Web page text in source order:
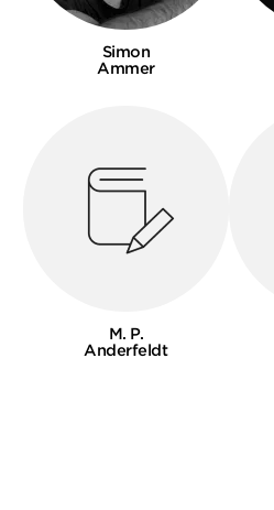
Simon
Ammer
M. P.
Anderfeldt